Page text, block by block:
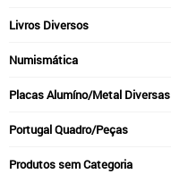
Livros Diversos
Numismática
Placas Alumíno/Metal Diversas
Portugal Quadro/Peças
Produtos sem Categoria